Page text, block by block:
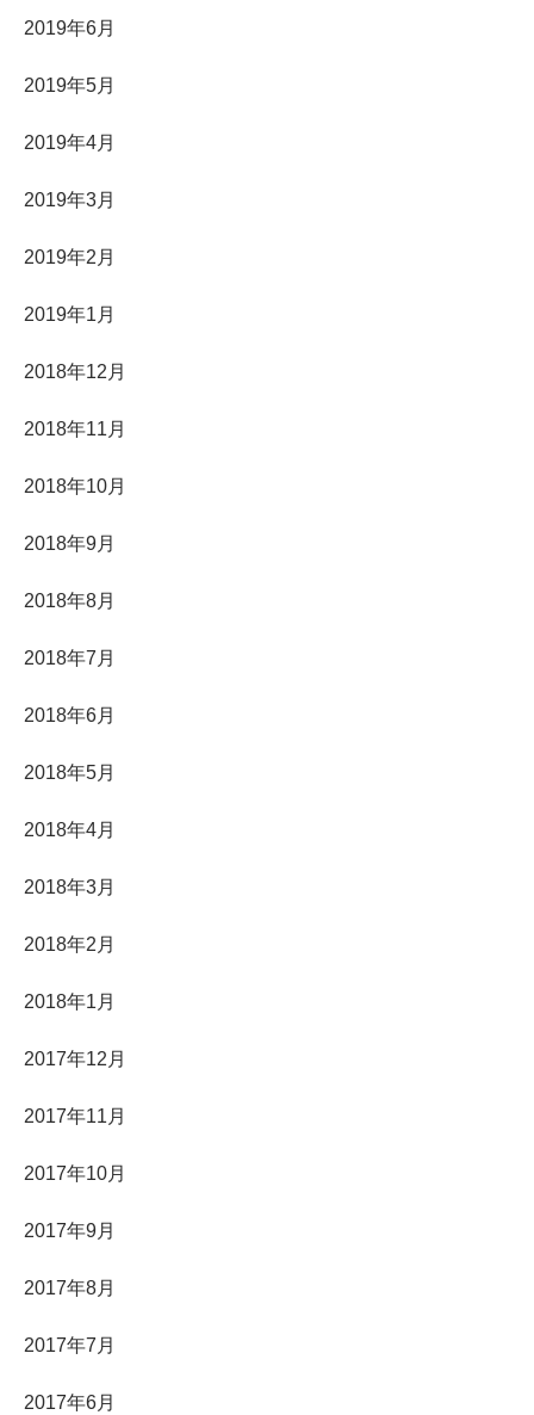
2019年6月
2019年5月
2019年4月
2019年3月
2019年2月
2019年1月
2018年12月
2018年11月
2018年10月
2018年9月
2018年8月
2018年7月
2018年6月
2018年5月
2018年4月
2018年3月
2018年2月
2018年1月
2017年12月
2017年11月
2017年10月
2017年9月
2017年8月
2017年7月
2017年6月